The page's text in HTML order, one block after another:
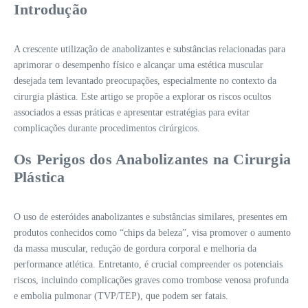
Introdução
A crescente utilização de anabolizantes e substâncias relacionadas para
aprimorar o desempenho físico e alcançar uma estética muscular
desejada tem levantado preocupações, especialmente no contexto da
cirurgia plástica. Este artigo se propõe a explorar os riscos ocultos
associados a essas práticas e apresentar estratégias para evitar
complicações durante procedimentos cirúrgicos.
Os Perigos dos Anabolizantes na Cirurgia
Plástica
O uso de esteróides anabolizantes e substâncias similares, presentes em
produtos conhecidos como “chips da beleza”, visa promover o aumento
da massa muscular, redução de gordura corporal e melhoria da
performance atlética. Entretanto, é crucial compreender os potenciais
riscos, incluindo complicações graves como trombose venosa profunda
e embolia pulmonar (TVP/TEP), que podem ser fatais.